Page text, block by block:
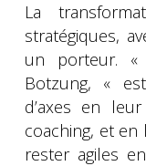
La
stratégiques,
un porteur. «
Botzung, «
d’axes en
coaching, et en
rester agiles